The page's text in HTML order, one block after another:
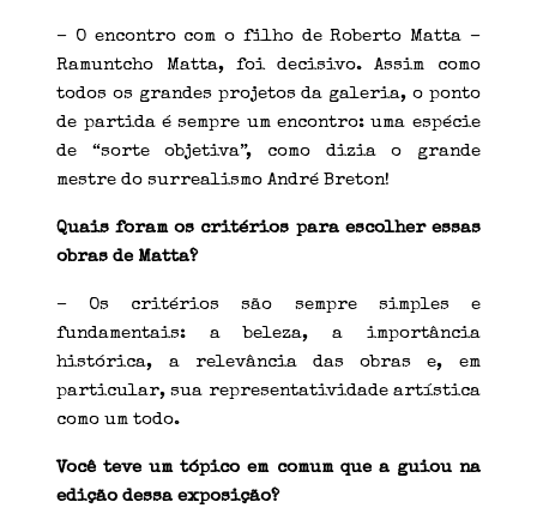
– O encontro com o filho de Roberto Matta –
Ramuntcho Matta, foi decisivo. Assim como
todos os grandes projetos da galeria, o ponto
de partida é sempre um encontro: uma espécie
de “sorte objetiva”, como dizia o grande
mestre do surrealismo André Breton!
Quais foram os critérios para escolher essas
obras de Matta?
– Os critérios são sempre simples e
fundamentais: a beleza, a importância
histórica, a relevância das obras e, em
particular, sua representatividade artística
como um todo.
Você teve um tópico em comum que a guiou na
edição dessa exposição?